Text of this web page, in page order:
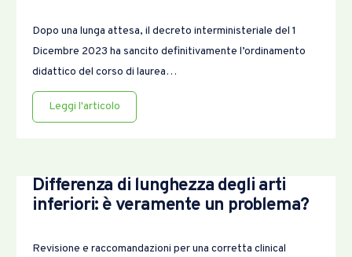
Dopo una lunga attesa, il decreto interministeriale del 1
Dicembre 2023 ha sancito definitivamente l’ordinamento
didattico del corso di laurea…
Leggi l'articolo
Differenza di lunghezza degli arti
inferiori: è veramente un problema?
Revisione e raccomandazioni per una corretta clinical